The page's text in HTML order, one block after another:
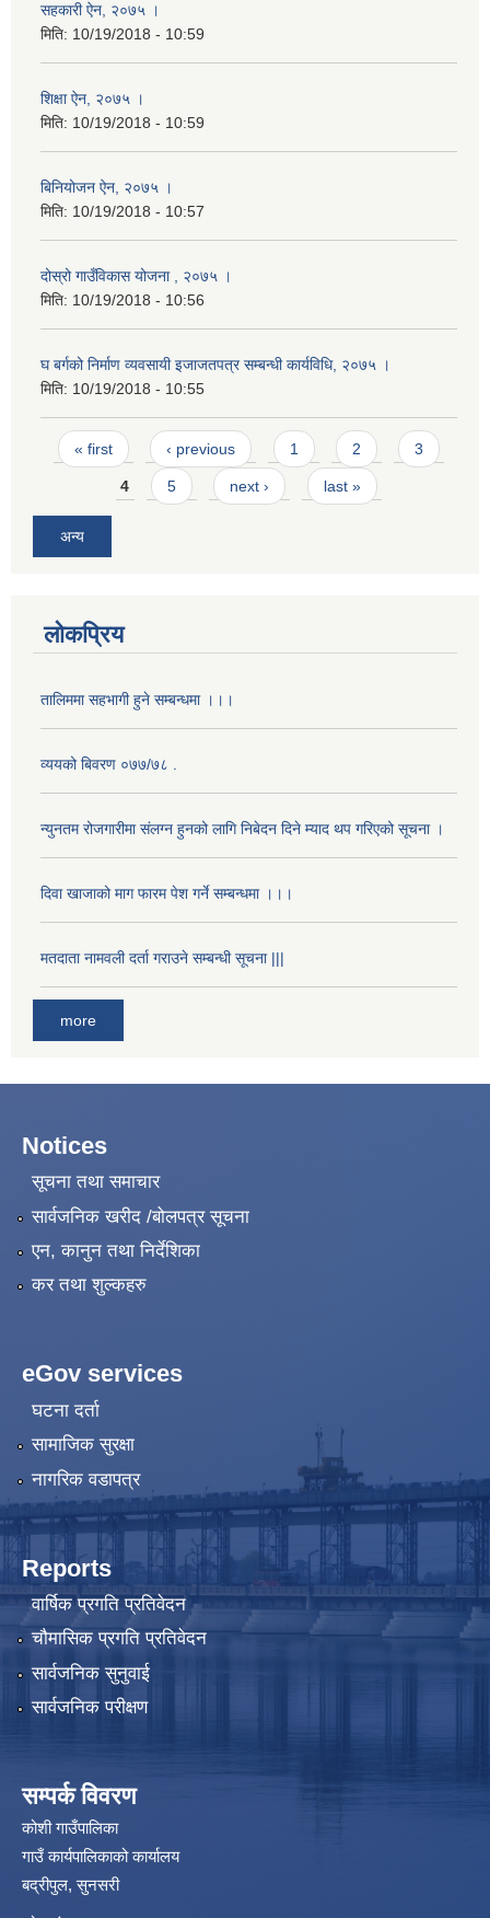
सहकारी ऐन, २०७५ ।
मिति: 10/19/2018 - 10:59
शिक्षा ऐन, २०७५ ।
मिति: 10/19/2018 - 10:59
बिनियोजन ऐन, २०७५ ।
मिति: 10/19/2018 - 10:57
दोस्रो गाउँविकास योजना , २०७५ ।
मिति: 10/19/2018 - 10:56
घ बर्गको निर्माण व्यवसायी इजाजतपत्र सम्बन्धी कार्यविधि, २०७५ ।
मिति: 10/19/2018 - 10:55
Pages
« first ‹ previous 1 2 3
4 5 next › last »
अन्य
लोकप्रिय
तालिममा सहभागी हुने सम्बन्धमा ।।।
व्ययको बिवरण ०७७/७८ .
न्युनतम रोजगारीमा संलग्न हुनको लागि निबेदन दिने म्याद थप गरिएको सूचना ।
दिवा खाजाको माग फारम पेश गर्ने सम्बन्धमा ।।।
मतदाता नामवली दर्ता गराउने सम्बन्धी सूचना |||
more
Notices
सूचना तथा समाचार
सार्वजनिक खरीद /बोलपत्र सूचना
एन, कानुन तथा निर्देशिका
कर तथा शुल्कहरु
eGov services
घटना दर्ता
सामाजिक सुरक्षा
नागरिक वडापत्र
Reports
वार्षिक प्रगति प्रतिवेदन
चौमासिक प्रगति प्रतिवेदन
सार्वजनिक सुनुवाई
सार्वजनिक परीक्षण
सम्पर्क विवरण
कोशी गाउँपालिका
गाउँ कार्यपालिकाको कार्यालय
बद्रीपुल, सुनसरी